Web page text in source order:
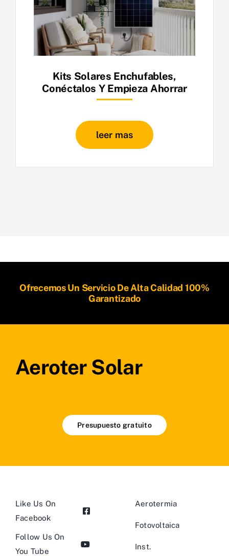
Kits Solares Enchufables,
Conéctalos Y Empieza Ahorrar
leer mas
Ofrecemos Un Servicio De Alta Calidad 100%
Garantizado
Aeroter Solar
Presupuesto gratuito
Like Us On
Facebook
Follow Us On
You Tube
Aerotermia
Fotovoltaica
Inst.